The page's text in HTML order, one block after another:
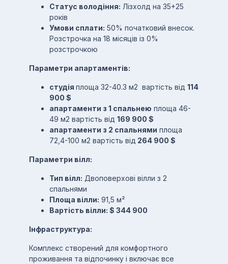
Статус володіння: Лізхолд на 35+25
років
Умови сплати: 50% початковий внесок.
Розстрочка на 18 місяців із 0%
розстрочкою
Параметри апартаментів:
студія площа 32-40.3 м2 вартість від 114
900 $
апартаменти з 1 спальнею площа 46-
49 м2 вартість від 169 900 $
апартаменти з 2 спальнями площа
72,4-100 м2 вартість від 264 900 $
Параметри вілл:
Тип вілл: Двоповерхові вілли з 2
спальнями
Площа вілли: 91,5 м²
Вартість вілли: $ 344 900
Інфраструктура:
Комплекс створений для комфортного
проживання та відпочинку і включає все